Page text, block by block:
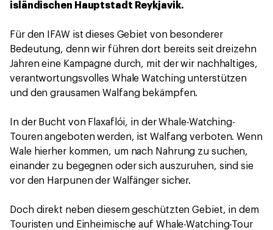
isländischen Hauptstadt Reykjavik.
Für den IFAW ist dieses Gebiet von besonderer
Bedeutung, denn wir führen dort bereits seit dreizehn
Jahren eine Kampagne durch, mit der wir nachhaltiges,
verantwortungsvolles Whale Watching unterstützen
und den grausamen Walfang bekämpfen.
In der Bucht von Flaxaflói, in der Whale-Watching-
Touren angeboten werden, ist Walfang verboten. Wenn
Wale hierher kommen, um nach Nahrung zu suchen,
einander zu begegnen oder sich auszuruhen, sind sie
vor den Harpunen der Walfänger sicher.
Doch direkt neben diesem geschützten Gebiet, in dem
Touristen und Einheimische auf Whale-Watching-Tour